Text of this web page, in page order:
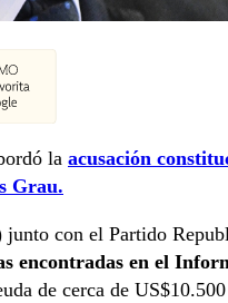
la acusación
Grau.
con el Partido
encontradas en el
de cerca de